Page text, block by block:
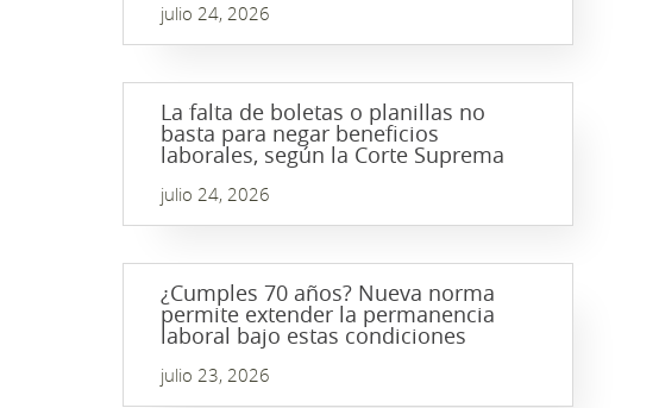
julio 24, 2026
La falta de boletas o planillas no
basta para negar beneficios
laborales, según la Corte Suprema
julio 24, 2026
¿Cumples 70 años? Nueva norma
permite extender la permanencia
laboral bajo estas condiciones
julio 23, 2026